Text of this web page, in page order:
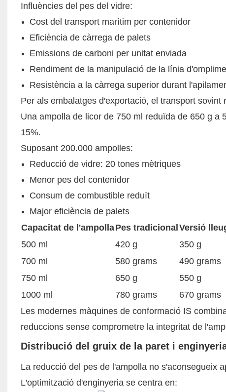
Influències del pes del vidre:
Cost del transport marítim per contenidor
Eficiència de càrrega de palets
Emissions de carboni per unitat enviada
Rendiment de la manipulació de la línia
Resistència a la càrrega superior durant
Per als embalatges d'exportació, el transport
Una ampolla de licor de 750 ml reduïda de 650 g a
15%.
Suposant 200.000 ampolles:
Reducció de vidre: 20 tones mètriques
Menor pes del contenidor
Consum de combustible reduït
Major eficiència de palets
Capacitat de l'ampollaPes tradicionalVersió
500 ml
420 g 350 g
700 ml
580 grams 490 grams
750 ml
650 g 550 g
1000 ml
780 grams 670 grams
Les modernes màquines de conformació IS
reduccions sense comprometre la integritat de
Distribució del gruix de la paret i
La reducció del pes de l'ampolla no s'aconsegueix
L'optimització d'enginyeria se centra en: